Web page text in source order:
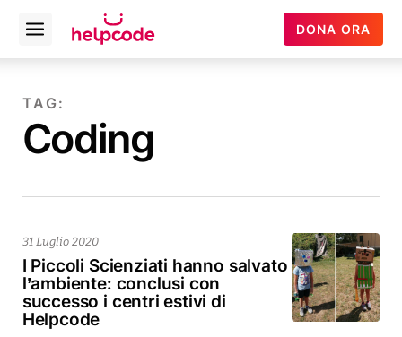
contenuto
Helpcode
Italia
Open
menu
DONA ORA
TAG:
Coding
I Piccoli Scienziati hanno salvato
l’ambiente: conclusi con
successo i centri estivi di
Helpcode
31 Luglio 2020